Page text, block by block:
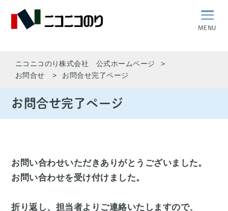
MENU
ニコニコのり株式会社 公式ホームページ
お問合せ
お問合せ完了ページ
お問合せ完了ページ
お問い合わせいただきありがとうございました。
お問い合わせを受け付けました。
折り返し、担当者よりご連絡いたしますので、